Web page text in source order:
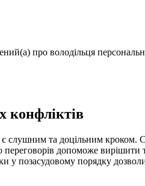
про володільця
конфліктів
є слушним та доцільним кроком.
переговорів допоможе
у позасудовому порядку